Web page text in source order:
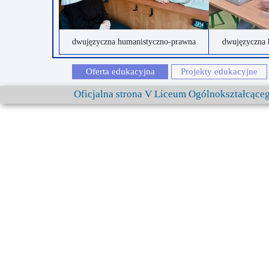
Przerwy szkolne
dwujęzyczna
dwujęzyczna humanistyczno-prawna
Projekty edukacyjne
Oferta edukacyjna
Oficjalna strona V Liceum